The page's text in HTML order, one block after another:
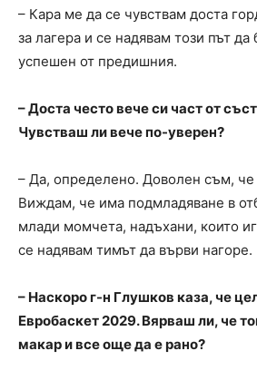
– Кара ме да се чувствам доста
за лагера и се надявам този път
успешен от предишния.
– Доста често вече си част от
Чувстваш ли вече по-уверен?
– Да, определено. Доволен съм,
Виждам, че има подмладяване в
млади момчета, надъхани, които
се надявам тимът да върви нагоре.
– Наскоро г-н Глушков каза, че
Евробаскет 2029. Вярваш ли, че
макар и все още да е рано?